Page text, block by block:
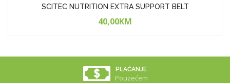
SCITEC NUTRITION EXTRA SUPPORT BELT
40,00KM
PLAĆANJE
Pouzećem